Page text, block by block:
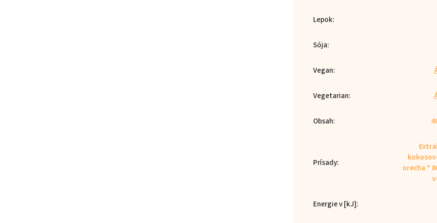
Lepok:
Sója:
Vegan:
Vegetarian:
Obsah:
Prísady:
orecha *
Energie v [kJ]: